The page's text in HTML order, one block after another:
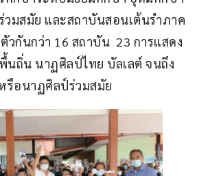
มสมัย และสถาบันสอนเต้นรำภาค
กันกว่า 16 สถาบัน  23 การแสดง
ถิ่น นาฏศิลป์ไทย บัลเลต์ จนถึง
รือนาฏศิลป์ร่วมสมัย